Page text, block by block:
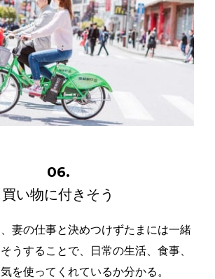
06.
買い物に付きそう
妻の仕事と決めつけずたまには一緒
うすることで、日常の生活、食事、
を使ってくれているか分かる。